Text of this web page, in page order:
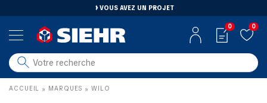
VOUS AVEZ UN PROJET
salle de bain
carrelage
0 0
ACCUEIL » MARQUES »WILO